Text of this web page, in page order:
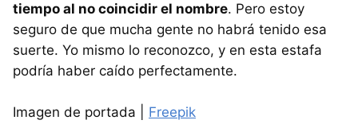
tiempo al no coincidir el nombre. Pero estoy
seguro de que mucha gente no habrá tenido esa
suerte. Yo mismo lo reconozco, y en esta estafa
podría haber caído perfectamente.
Imagen de portada | Freepik